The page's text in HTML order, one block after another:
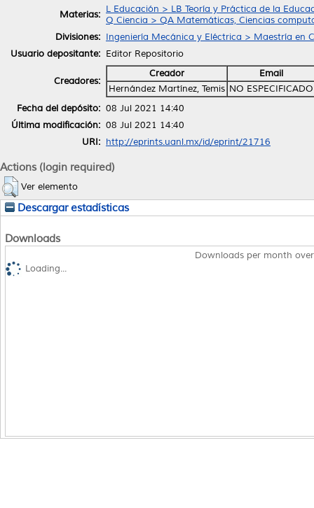
Materias: L Educación > LB Teoría y Práctica de la
Q Ciencia > QA Matemáticas, Ciencias
Divisiones: Ingeniería Mecánica y Eléctrica > Maestría en
Usuario depositante: Editor Repositorio
Creadores:
Creador
Email
Hernández Martínez, Temis NO ESPECIFICADO
Fecha del depósito: 08 Jul 2021 14:40
Última modificación: 08 Jul 2021 14:40
URI: http://eprints.uanl.mx/id/eprint/21716
Actions (login required)
Ver elemento
Descargar estadísticas
Downloads
Downloads per month
Loading...